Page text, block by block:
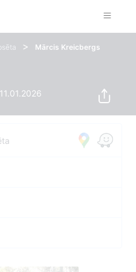
> Mārcis Kreicbergs